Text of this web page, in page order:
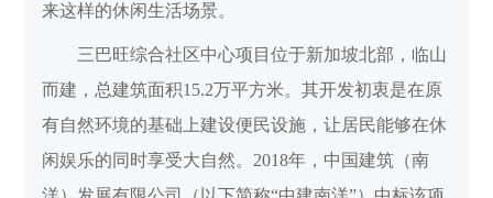
来这样的休闲生活场景。
三巴旺综合社区中心项目位于新加坡北部，临山
而建，总建筑面积15.2万平方米。其开发初衷是在原
有自然环境的基础上建设便民设施，让居民能够在休
闲娱乐的同时享受大自然。2018年，中国建筑（南